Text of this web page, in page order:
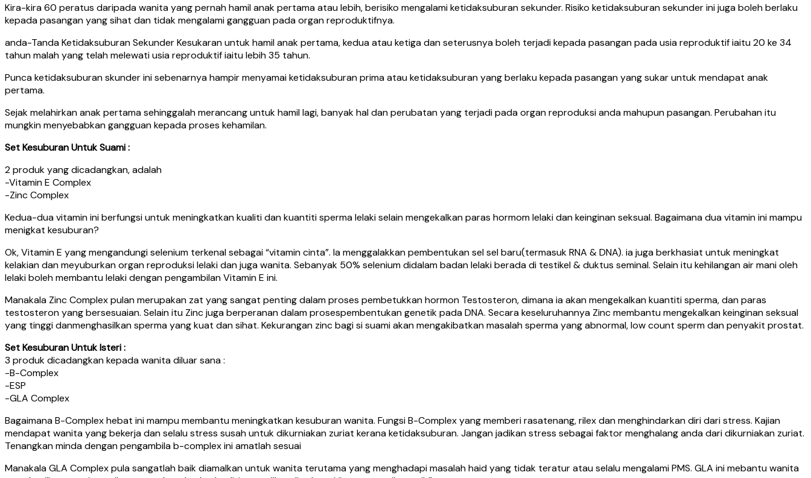
Kira-kira 60 peratus daripada wanita yang pernah hamil anak pertama atau lebih, berisiko mengalami ketidaksuburan sekunder. Risiko ketidaksuburan sekunder ini juga boleh berlaku
kepada pasangan yang sihat dan tidak mengalami gangguan pada organ reproduktifnya.
anda-Tanda Ketidaksuburan Sekunder Kesukaran untuk hamil anak pertama, kedua atau ketiga dan seterusnya boleh terjadi kepada pasangan pada usia reproduktif iaitu 20 ke 34
tahun malah yang telah melewati usia reproduktif iaitu lebih 35 tahun.
Punca ketidaksuburan skunder ini sebenarnya hampir menyamai ketidaksuburan prima atau ketidaksuburan yang berlaku kepada pasangan yang sukar untuk mendapat anak
pertama.
Sejak melahirkan anak pertama sehinggalah merancang untuk hamil lagi, banyak hal dan perubatan yang terjadi pada organ reproduksi anda mahupun pasangan. Perubahan itu
mungkin menyebabkan gangguan kepada proses kehamilan.
Set Kesuburan Untuk Suami :
2 produk yang dicadangkan, adalah
-Vitamin E Complex
-Zinc Complex
Kedua-dua vitamin ini berfungsi untuk meningkatkan kualiti dan kuantiti sperma lelaki selain mengekalkan paras hormom lelaki dan keinginan seksual. Bagaimana dua vitamin ini mampu
menigkat kesuburan?
Ok, Vitamin E yang mengandungi selenium terkenal sebagai “vitamin cinta”. Ia menggalakkan pembentukan sel sel baru(termasuk RNA & DNA). ia juga berkhasiat untuk meningkat
kelakian dan meyuburkan organ reproduksi lelaki dan juga wanita. Sebanyak 50% selenium didalam badan lelaki berada di testikel & duktus seminal. Selain itu kehilangan air mani oleh
lelaki boleh membantu lelaki dengan pengambilan Vitamin E ini.
Manakala Zinc Complex pulan merupakan zat yang sangat penting dalam proses pembetukkan hormon Testosteron, dimana ia akan mengekalkan kuantiti sperma, dan paras
testosteron yang bersesuaian. Selain itu Zinc juga berperanan dalam prosespembentukan genetik pada DNA. Secara keseluruhannya Zinc membantu mengekalkan keinginan seksual
yang tinggi danmenghasilkan sperma yang kuat dan sihat. Kekurangan zinc bagi si suami akan mengakibatkan masalah sperma yang abnormal, low count sperm dan penyakit prostat.
Set Kesuburan Untuk Isteri :
3 produk dicadangkan kepada wanita diluar sana :
-B-Complex
-ESP
-GLA Complex
Bagaimana B-Complex hebat ini mampu membantu meningkatkan kesuburan wanita. Fungsi B-Complex yang memberi rasatenang, rilex dan menghindarkan diri dari stress. Kajian
mendapat wanita yang bekerja dan selalu stress susah untuk dikurniakan zuriat kerana ketidaksuburan. Jangan jadikan stress sebagai faktor menghalang anda dari dikurniakan zuriat.
Tenangkan minda dengan pengambila b-complex ini amatlah sesuai
Manakala GLA Complex pula sangatlah baik diamalkan untuk wanita terutama yang menghadapi masalah haid yang tidak teratur atau selalu mengalami PMS. GLA ini mebantu wanita